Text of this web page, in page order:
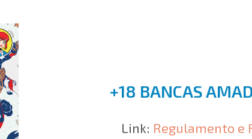
+18 BANCAS
Link: Regulamento e